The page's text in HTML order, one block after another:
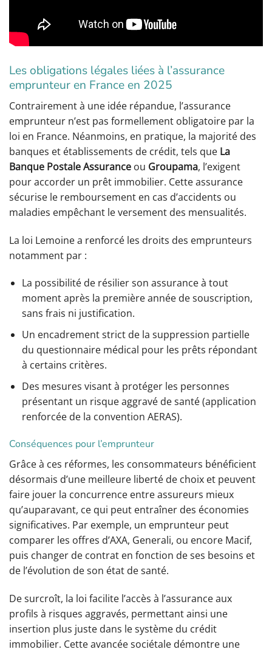
Les obligations légales liées à l’assurance
emprunteur en France en 2025
Contrairement à une idée répandue, l’assurance
emprunteur n’est pas formellement obligatoire par la
loi en France. Néanmoins, en pratique, la majorité des
banques et établissements de crédit, tels que La
Banque Postale Assurance ou Groupama, l’exigent
pour accorder un prêt immobilier. Cette assurance
sécurise le remboursement en cas d’accidents ou
maladies empêchant le versement des mensualités.
La loi Lemoine a renforcé les droits des emprunteurs
notamment par :
La possibilité de résilier son assurance à tout
moment après la première année de souscription,
sans frais ni justification.
Un encadrement strict de la suppression partielle
du questionnaire médical pour les prêts répondant
à certains critères.
Des mesures visant à protéger les personnes
présentant un risque aggravé de santé (application
renforcée de la convention AERAS).
Conséquences pour l’emprunteur
Grâce à ces réformes, les consommateurs bénéficient
désormais d’une meilleure liberté de choix et peuvent
faire jouer la concurrence entre assureurs mieux
qu’auparavant, ce qui peut entraîner des économies
significatives. Par exemple, un emprunteur peut
comparer les offres d’AXA, Generali, ou encore Macif,
puis changer de contrat en fonction de ses besoins et
de l’évolution de son état de santé.
De surcroît, la loi facilite l’accès à l’assurance aux
profils à risques aggravés, permettant ainsi une
insertion plus juste dans le système du crédit
immobilier. Cette avancée sociétale démontre une